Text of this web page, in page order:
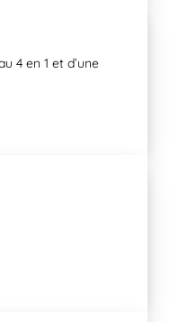
4 en 1 et d’une